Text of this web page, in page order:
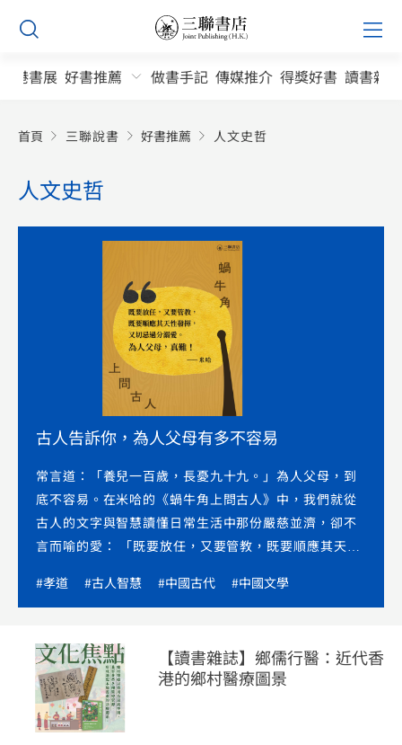
Skip
content
香港書展 好書推薦 做書手記 傳媒推介 得獎好書 讀書雜誌
首頁 三聯說書 好書推薦 人文史哲
人文史哲
古人告訴你，為人父母有多不容易
常言道：「養兒一百歲，長憂九十九。」為人父母，到
底不容易。在米哈的《蝸牛角上問古人》中，我們就從
古人的文字與智慧讀懂日常生活中那份嚴慈並濟，卻不
言而喻的愛： 「既要放任，又要管教，既要順應其天性
看到了一段短片，內容大概是這樣：在巴士上，一名年
年輕母親說道：『請你管教一下你的兒子，請他不要踢
椅背好嗎？』 聽到如此禮貌的請求，母親卻回答：『好
動是小孩的天性，我沒辦法，也不可以阻止他。』這匪
夷所思的回應所引起的非議，不必多談，我反而關心：
#孝道 #古人智慧 #中國古代 #中國文學
【讀書雜誌】鄉儒行醫：近代香
港的鄉村醫療圖景